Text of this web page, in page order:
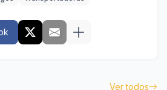
Ver todos